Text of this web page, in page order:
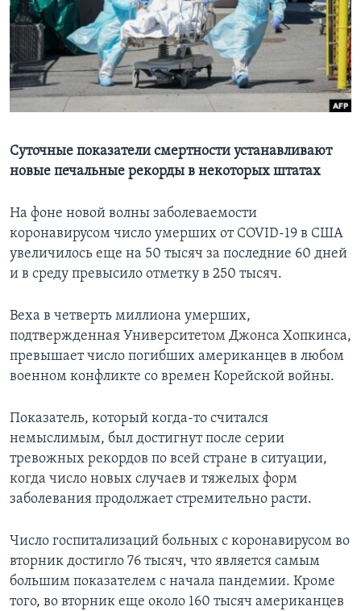
Learning English
СОЦИАЛЬНЫЕ СЕТИ
Языки
Суточные показатели смертности устанавливают
новые печальные рекорды в некоторых штатах
На фоне новой волны заболеваемости
коронавирусом число умерших от COVID-19 в США
увеличилось еще на 50 тысяч за последние 60 дней
и в среду превысило отметку в 250 тысяч.
Веха в четверть миллиона умерших,
подтвержденная Университетом Джонса Хопкинса,
превышает число погибших американцев в любом
военном конфликте со времен Корейской войны.
Показатель, который когда-то считался
немыслимым, был достигнут после серии
тревожных рекордов по всей стране в ситуации,
когда число новых случаев и тяжелых форм
заболевания продолжает стремительно расти.
Число госпитализаций больных с коронавирусом во
вторник достигло 76 тысяч, что является самым
большим показателем с начала пандемии. Кроме
того, во вторник еще около 160 тысяч американцев